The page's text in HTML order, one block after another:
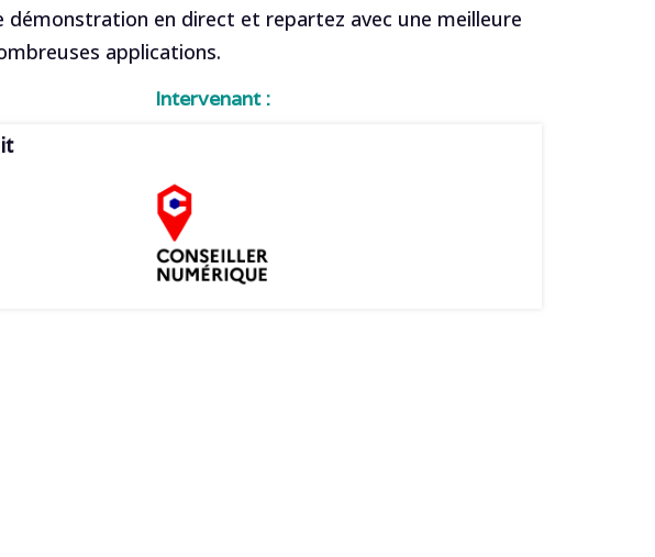
démonstration en direct et repartez avec une meilleure
applications.
Intervenant :